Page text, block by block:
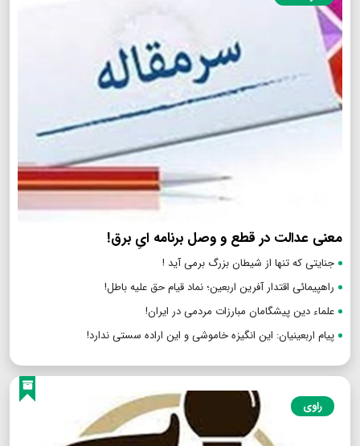
معنی عدالت در قطع و وصل برنامه ایِ برق!
جنایتی که تنها از شیطان بزرگ برمی آید !
راهپیمائی اقتدار آفرین اربعین؛ نماد قیام حق علیه باطل!
علماء دین پیشگامان مبارزات مردمی در ایران!
پیام اربعینیان: این انگیزه خاموشی و این اراده سستی ندارد!
راوی